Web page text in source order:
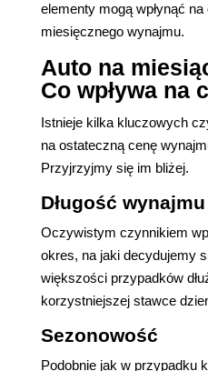
elementy mogą wpłynąć
miesięcznego wynajmu.
Auto na
Co wpływa na
Istnieje kilka kluczowych
na ostateczną cenę
Przyjrzyjmy się im bliżej.
Długość wynajmu
Oczywistym czynnikiem
okres, na jaki decydujemy
większości przypadków
korzystniejszej stawce
Sezonowość
Podobnie jak w przypadku